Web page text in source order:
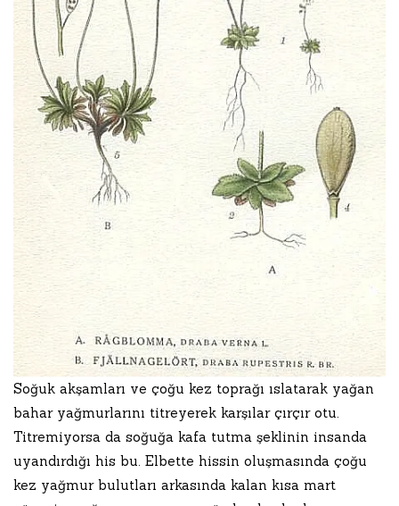
Soğuk akşamları ve çoğu kez toprağı ıslatarak yağan
bahar yağmurlarını titreyerek karşılar çırçır otu.
Titremiyorsa da soğuğa kafa tutma şeklinin insanda
uyandırdığı his bu. Elbette hissin oluşmasında çoğu
kez yağmur bulutları arkasında kalan kısa mart